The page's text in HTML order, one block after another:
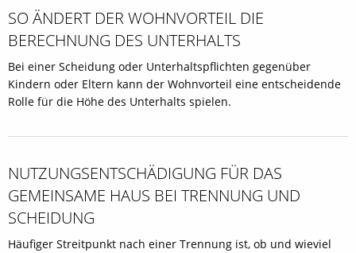
SO ÄNDERT DER WOHNVORTEIL DIE
BERECHNUNG DES UNTERHALTS
Bei einer Scheidung oder Unterhaltspflichten gegenüber
Kindern oder Eltern kann der Wohnvorteil eine entscheidende
Rolle für die Höhe des Unterhalts spielen.
NUTZUNGS­ENTSCHÄDIGUNG FÜR DAS
GEMEINSAME HAUS BEI TRENNUNG UND
SCHEIDUNG
Häufiger Streitpunkt nach einer Trennung ist, ob und wieviel